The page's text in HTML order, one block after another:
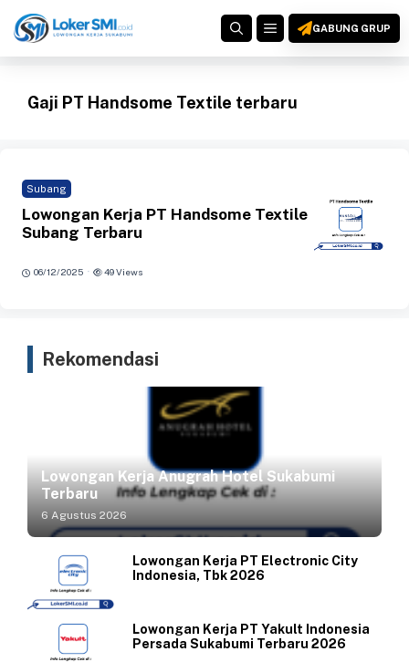
ke
MENUGABUNG GRUP
Gaji PT Handsome Textile terbaru
Subang
Lowongan Kerja PT Handsome Textile
Subang Terbaru
06/12/2025 · 49 Views
Rekomendasi
Lowongan Kerja Anugrah Hotel Sukabumi
Terbaru
6 Agustus 2026
Lowongan Kerja PT Electronic City
Indonesia, Tbk 2026
Lowongan Kerja PT Yakult Indonesia
Persada Sukabumi Terbaru 2026